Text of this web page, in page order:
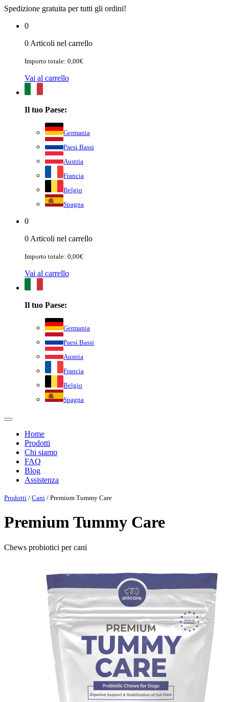
Spedizione gratuita per tutti gli ordini!
0
0 Articoli nel carrello
Importo totale: 0,00€
Vai al carrello
Il tuo Paese:
Germania
Paesi Bassi
Austria
Francia
Belgio
Spagna
0
0 Articoli nel carrello
Importo totale: 0,00€
Vai al carrello
Il tuo Paese:
Germania
Paesi Bassi
Austria
Francia
Belgio
Spagna
Home
Prodotti
Chi siamo
FAQ
Blog
Assistenza
Prodotti / Cani / Premium Tummy Care
Premium Tummy Care
Chews probiotici per cani